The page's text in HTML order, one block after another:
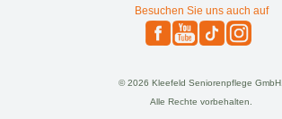
Besuchen Sie uns auch auf
© 2026 Kleefeld Seniorenpflege GmbH.
Alle Rechte vorbehalten.